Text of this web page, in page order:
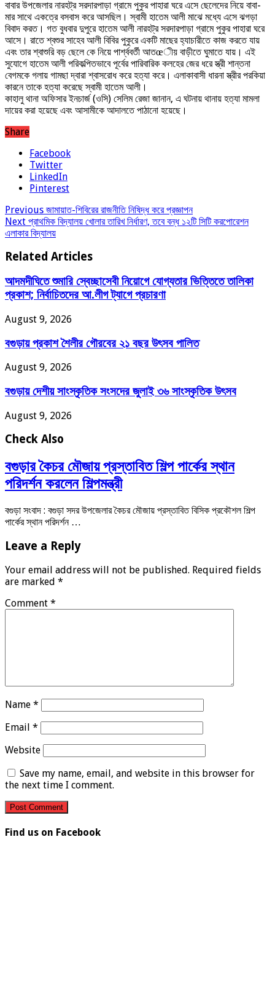
বাবার উপজেলার নারহট্র সরদারপাড়া গ্রামে পুকুর পাহারা ঘরে এসে ছেলেদের নিয়ে বাবা-
মার সাথে একত্রে বসবাস করে আসছিল। স্বামী হাতেম আলী মাঝে মধ্যে এসে ঝগড়া
বিবাদ করত। গত বুধবার দুপুরে হাতেম আলী নারহট্র সরদারপাড়া গ্রামে পুকুর পাহারা ঘরে
আসে। রাতে শ্বশুর সাহেব আলী বিবির পুকুরে একটি মাছের হ্যাচারীতে কাজ করতে যায়
এবং তার শ্বাশুরি বড় ছেলে কে নিয়ে পার্শ্ববর্তী আতœীয় বাড়ীতে ঘুমাতে যায়। এই
সুযোগে হাতেম আলী পরিকল্পিতভাবে পূর্বের পারিবারিক কলহের জের ধরে স্ত্রী শান্তনা
বেগমকে গলায় গামছা দ্বারা শ্বাসরোধ করে হত্যা করে। এলাকাবাসী ধারনা স্ত্রীর পরকিয়া
কারনে তাকে হত্যা করেছে স্বামী হাতেম আলী।
কাহালু থানা অফিসার ইনচার্জ (ওসি) সেলিম রেজা জানান, এ ঘটনায় থানায় হত্যা মামলা
দায়ের করা হয়েছে এবং আসামীকে আদালতে পাঠানো হয়েছে।
Share
Facebook
Twitter
LinkedIn
Pinterest
Previous জামায়াত-শিবিরের রাজনীতি নিষিদ্ধ করে প্রজ্ঞাপন
Next প্রাথমিক বিদ্যালয় খোলার তারিখ নির্ধারণ, তবে বন্ধ ১২টি সিটি করপোরেশন
এলাকার বিদ্যালয়
Related Articles
আদমদীঘিতে শুমারি স্বেচ্ছাসেবী নিয়োগে যোগ্যতার ভিত্তিতে তালিকা
প্রকাশ; নির্বাচিতদের আ.লীগ ট্যাগে প্রচারণা
August 9, 2026
বগুড়ায় প্রকাশ শৈলীর গৌরবের ২১ বছর উৎসব পা‌লিত
August 9, 2026
বগুড়ায় দেশীয় সাংস্কৃতিক সংসদের জুলাই ৩৬ সাংস্কৃতিক উৎসব
August 9, 2026
Check Also
বগুড়ার কৈচর মৌজায় প্রস্তাবিত শিল্প পার্কের স্থান
পরিদর্শন করলেন শিল্পমন্ত্রী
বগুড়া সংবাদ : বগুড়া সদর উপজেলার কৈচর মৌজায় প্রস্তাবিত বিসিক প্রকৌশল শিল্প
পার্কের স্থান পরিদর্শন …
Leave a Reply
Your email address will not be published. Required fields
are marked *
Comment *
Name *
Email *
Website
Save my name, email, and website in this browser for
the next time I comment.
Find us on Facebook